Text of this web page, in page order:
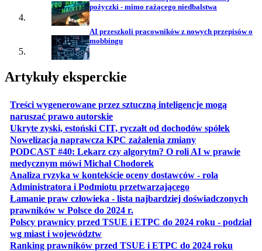
pożyczki - mimo rażącego niedbalstwa
AI przeszkoli pracowników z nowych przepisów o
mobbingu
Artykuły eksperckie
Treści wygenerowane przez sztuczną inteligencje mogą
naruszać prawo autorskieotwiera się w nowej karcie
Ukryte zyski, estoński CIT, ryczałt od dochodów spółekotwiera
Nowelizacja naprawcza KPC zażalenia zmianyotwiera się w
PODCAST #40: Lekarz czy algorytm? O roli AI w prawie
medycznym mówi Michał Chodorekotwiera się w nowej karcie
Analiza ryzyka w kontekście oceny dostawców - rola
Administratora i Podmiotu przetwarzającegootwiera się w
Łamanie praw człowieka - lista najbardziej doświadczonych
prawników w Polsce do 2024 r.
Polscy prawnicy przed TSUE i ETPC do 2024 roku - podział
wg miast i województwotwiera się w nowej karcie
Ranking prawników przed TSUE i ETPC do 2024 roku